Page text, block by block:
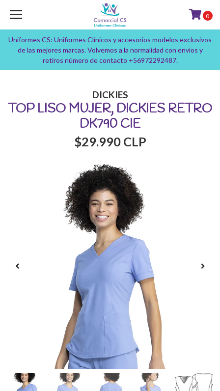
Uniformes CS: Uniformes Clínicos y accesorios modelos exclusivos
de las mejores marcas. Volvemos a la normalidad con envíos y
retiros número de contacto +56972292487.
0
DICKIES
TOP LISO MUJER, DICKIES RETRO
DK790 CIE
$29.990 CLP